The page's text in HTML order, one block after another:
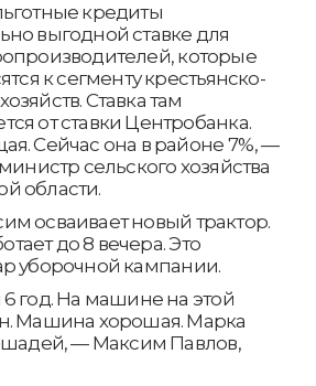
кредиты
выгодной ставке для
которые
к сегменту крестьянско-
Ставка там
от ставки Центробанка.
Сейчас она в районе 7%, —
сельского хозяйства
области.
осваивает новый трактор.
до 8 вечера. Это
уборочной кампании.
год. На машине на этой
Машина хорошая. Марка
— Максим Павлов,